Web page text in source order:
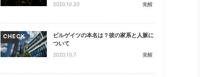
2020.10.20 覚醒
CHECK
ビルゲイツの本名は？彼の家系と人脈に
ついて
2020.10.7 覚醒